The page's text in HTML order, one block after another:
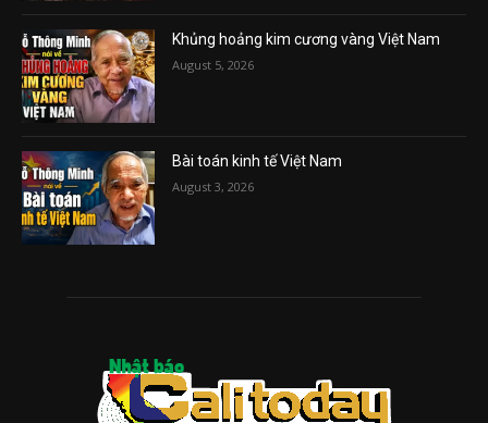
Khủng hoảng kim cương vàng Việt Nam
August 5, 2026
Bài toán kinh tế Việt Nam
August 3, 2026